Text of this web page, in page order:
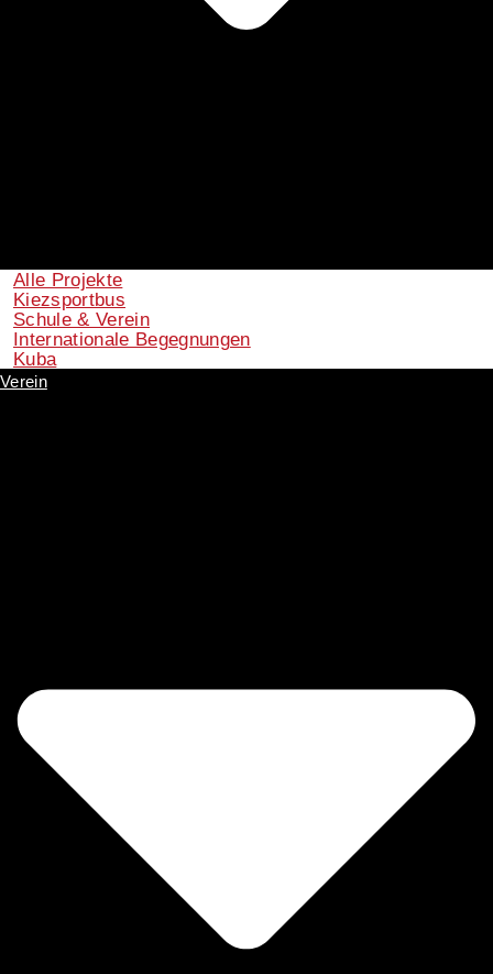
Alle Projekte
Kiezsportbus
Schule & Verein
Internationale Begegnungen
Kuba
Verein